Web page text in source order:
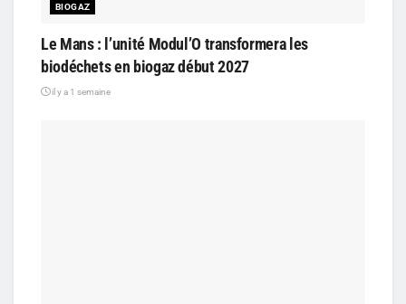
BIOGAZ
Le Mans : l’unité Modul’O transformera les
biodéchets en biogaz début 2027
il y a 1 semaine